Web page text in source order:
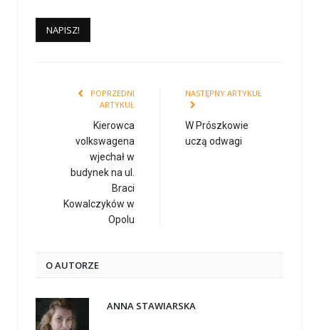
POPRZEDNI
ARTYKUŁ
Kierowca
volkswagena
wjechał w
budynek na ul.
Braci
Kowalczyków w
Opolu
NASTĘPNY ARTYKUŁ
W Prószkowie
uczą odwagi
O AUTORZE
ANNA STAWIARSKA